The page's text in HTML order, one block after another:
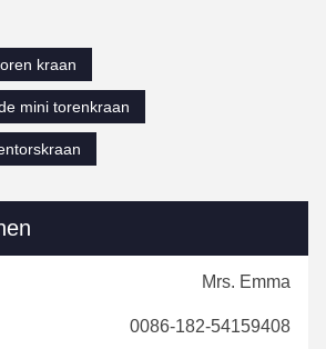
kraan
mini torenkraan
Mrs. Emma
0086-182-54159408